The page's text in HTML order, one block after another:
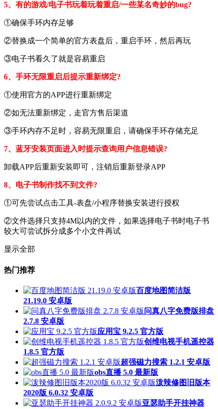
5、有的游戏/电子书玩着玩着重启/一些某名奇妙的bug?
①确保手环内存足够
②替换成一个简单的官方表盘后，重启手环，然后再玩
③电子书看久了就是容易重启
6、手环无限重启后提示重新绑定?
①使用官方的APP进行重新绑定
②如无法重新绑定，走官方售后渠道
③手环内存不足时，容易无限重启，请确保手环存储充足
7、蓝牙安装页面进入时提示查询用户信息错误?
卸载APP后重新安装即可，注销后重新登录APP
8、电子书制作找不到文件?
①可先尝试点击工具-表盘/小程序替换安装进行授权
②文件选择只支持4M以内的文件，如果选择电子书时电子书
较大可尝试拆分成多个小文件再试
显示全部
热门推荐
百度地图简洁版
21.19.0 安卓版
问真八字免费版排盘
2.7.8 安卓版
应用宝 9.2.5 官方版
创维电视手机遥控器
1.8.5 官方版
超强磁力搜索 1.2.1 安卓版
obs直播 5.0 最新版
泼辣修图旧版本
2020版 6.0.32 安卓版
亚瑟助手开挂神器